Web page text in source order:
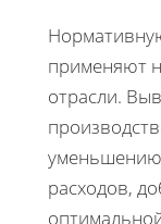
применяют
отрасли.
расходов,